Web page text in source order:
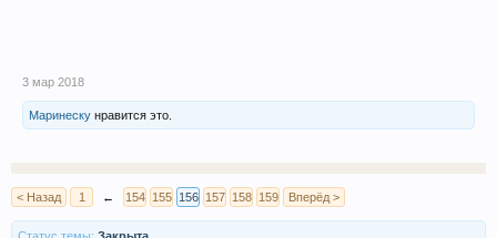
3 мар 2018
Маринеску нравится это.
< Назад 1 ← 154 155 156 157 158 159 Вперёд >
Статус темы: Закрыта.